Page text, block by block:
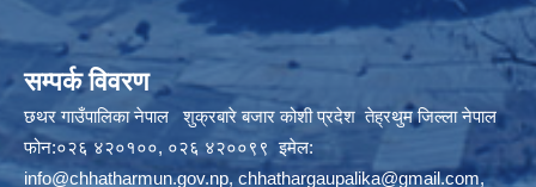
सम्पर्क विवरण
छथर गाउँपालिका नेपाल शुक्रबारे बजार कोशी प्रदेश तेह्रथुम जिल्ला नेपाल
फोन:०२६ ४२०१००, ०२६ ४२००९९ इमेल:
info@chhatharmun.gov.np, chhathargaupalika@gmail.com,